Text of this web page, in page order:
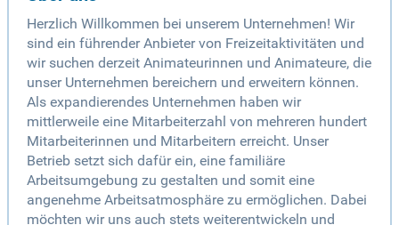
Herzlich Willkommen bei unserem Unternehmen! Wir
sind ein führender Anbieter von Freizeitaktivitäten und
wir suchen derzeit Animateurinnen und Animateure, die
unser Unternehmen bereichern und erweitern können.
Als expandierendes Unternehmen haben wir
mittlerweile eine Mitarbeiterzahl von mehreren hundert
Mitarbeiterinnen und Mitarbeitern erreicht. Unser
Betrieb setzt sich dafür ein, eine familiäre
Arbeitsumgebung zu gestalten und somit eine
angenehme Arbeitsatmosphäre zu ermöglichen. Dabei
möchten wir uns auch stets weiterentwickeln und